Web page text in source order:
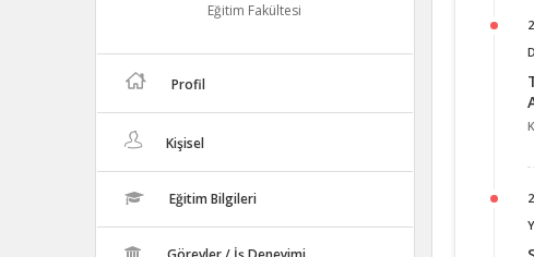
Eğitim Fakültesi
Profil
Kişisel
Eğitim Bilgileri